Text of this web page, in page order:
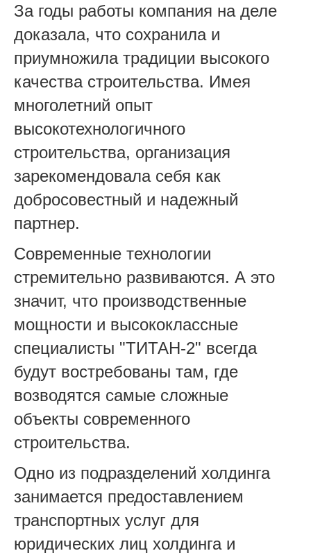
За годы работы компания на деле
доказала, что сохранила и
приумножила традиции высокого
качества строительства. Имея
многолетний опыт
высокотехнологичного
строительства, организация
зарекомендовала себя как
добросовестный и надежный
партнер.
Современные технологии
стремительно развиваются. А это
значит, что производственные
мощности и высококлассные
специалисты "ТИТАН-2" всегда
будут востребованы там, где
возводятся самые сложные
объекты современного
строительства.
Одно из подразделений холдинга
занимается предоставлением
транспортных услуг для
юридических лиц холдинга и